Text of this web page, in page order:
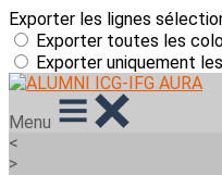
Exporter les lignes
Exporter toutes les
Exporter uniquement
Menu
<
>